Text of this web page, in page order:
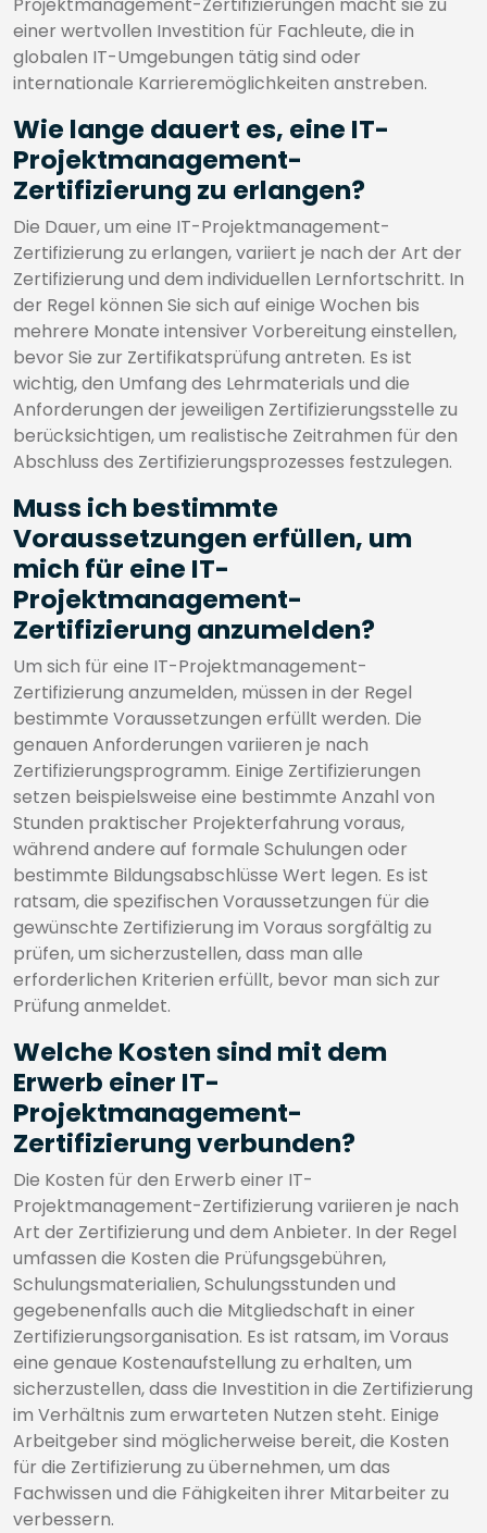
einer wertvollen Investition für Fachleute, die in
globalen IT-Umgebungen tätig sind oder
internationale Karrieremöglichkeiten anstreben.
Wie lange dauert es, eine IT-
Projektmanagement-
Zertifizierung zu erlangen?
Die Dauer, um eine IT-Projektmanagement-
Zertifizierung zu erlangen, variiert je nach der Art der
Zertifizierung und dem individuellen Lernfortschritt. In
der Regel können Sie sich auf einige Wochen bis
mehrere Monate intensiver Vorbereitung einstellen,
bevor Sie zur Zertifikatsprüfung antreten. Es ist
wichtig, den Umfang des Lehrmaterials und die
Anforderungen der jeweiligen Zertifizierungsstelle zu
berücksichtigen, um realistische Zeitrahmen für den
Abschluss des Zertifizierungsprozesses festzulegen.
Muss ich bestimmte
Voraussetzungen erfüllen, um
mich für eine IT-
Projektmanagement-
Zertifizierung anzumelden?
Um sich für eine IT-Projektmanagement-
Zertifizierung anzumelden, müssen in der Regel
bestimmte Voraussetzungen erfüllt werden. Die
genauen Anforderungen variieren je nach
Zertifizierungsprogramm. Einige Zertifizierungen
setzen beispielsweise eine bestimmte Anzahl von
Stunden praktischer Projekterfahrung voraus,
während andere auf formale Schulungen oder
bestimmte Bildungsabschlüsse Wert legen. Es ist
ratsam, die spezifischen Voraussetzungen für die
gewünschte Zertifizierung im Voraus sorgfältig zu
prüfen, um sicherzustellen, dass man alle
erforderlichen Kriterien erfüllt, bevor man sich zur
Prüfung anmeldet.
Welche Kosten sind mit dem
Erwerb einer IT-
Projektmanagement-
Zertifizierung verbunden?
Die Kosten für den Erwerb einer IT-
Projektmanagement-Zertifizierung variieren je nach
Art der Zertifizierung und dem Anbieter. In der Regel
umfassen die Kosten die Prüfungsgebühren,
Schulungsmaterialien, Schulungsstunden und
gegebenenfalls auch die Mitgliedschaft in einer
Zertifizierungsorganisation. Es ist ratsam, im Voraus
eine genaue Kostenaufstellung zu erhalten, um
sicherzustellen, dass die Investition in die Zertifizierung
im Verhältnis zum erwarteten Nutzen steht. Einige
Arbeitgeber sind möglicherweise bereit, die Kosten
für die Zertifizierung zu übernehmen, um das
Fachwissen und die Fähigkeiten ihrer Mitarbeiter zu
verbessern.